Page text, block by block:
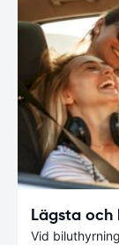
Lägsta och
Vid